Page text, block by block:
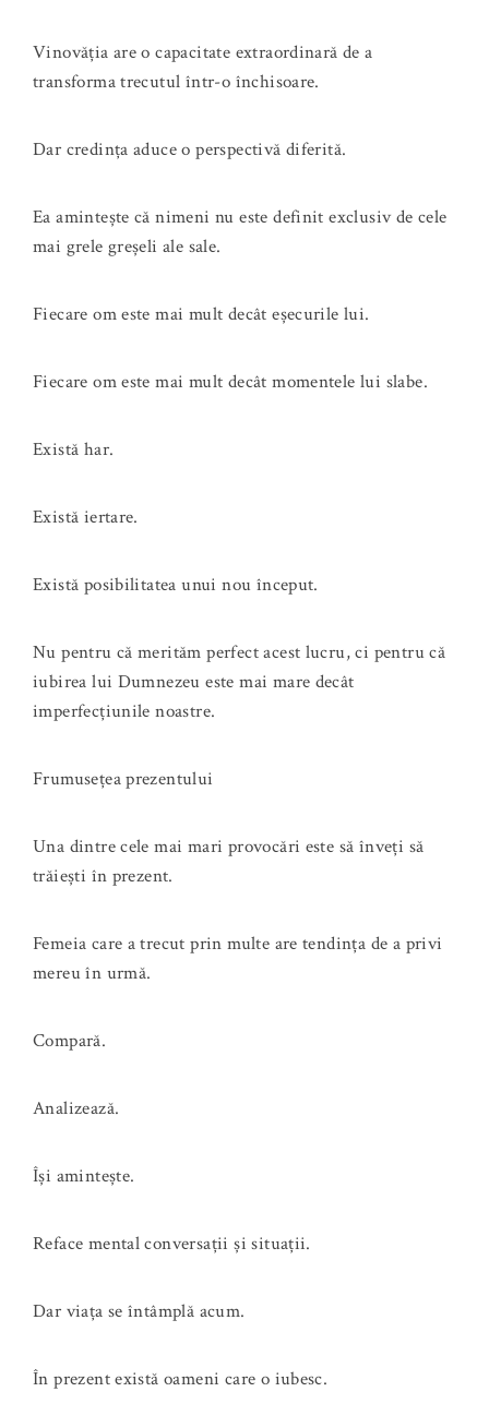
Vinovăția are o capacitate extraordinară de a
transforma trecutul într-o închisoare.
Dar credința aduce o perspectivă diferită.
Ea amintește că nimeni nu este definit exclusiv de cele
mai grele greșeli ale sale.
Fiecare om este mai mult decât eșecurile lui.
Fiecare om este mai mult decât momentele lui slabe.
Există har.
Există iertare.
Există posibilitatea unui nou început.
Nu pentru că merităm perfect acest lucru, ci pentru că
iubirea lui Dumnezeu este mai mare decât
imperfecțiunile noastre.
Frumusețea prezentului
Una dintre cele mai mari provocări este să înveți să
trăiești în prezent.
Femeia care a trecut prin multe are tendința de a privi
mereu în urmă.
Compară.
Analizează.
Își amintește.
Reface mental conversații și situații.
Dar viața se întâmplă acum.
În prezent există oameni care o iubesc.